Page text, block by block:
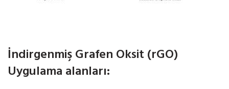
İndirgenmiş Grafen Oksit (rGO)
Uygulama alanları: